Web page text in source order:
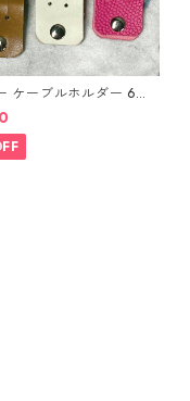
ケーブルホルダー 6個